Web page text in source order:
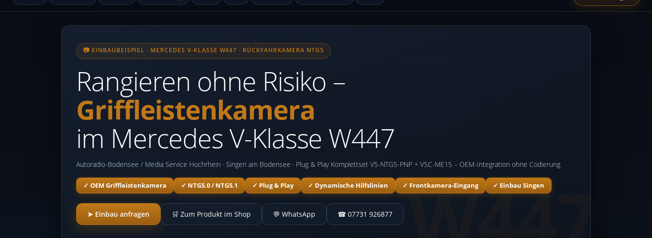
📷 EINBAUBEISPIEL · MERCEDES V-KLASSE W447 · RÜCKFAHRKAMERA NTG5
Rangieren ohne Risiko –
Griffleistenkamera
im Mercedes V-Klasse W447
Autoradio-Bodensee / Media Service Hochrhein · Singen am Bodensee · Plug & Play Komplettset V5-NTG5-PNP + VSC-ME15 – OEM-Integration ohne Codierung
✓ OEM Griffleistenkamera ✓ NTG5.0 / NTG5.1 ✓ Plug & Play ✓ Dynamische Hilfslinien ✓ Frontkamera-Eingang ✓ Einbau Singen
➤ Einbau anfragen 🛒 Zum Produkt im Shop 💬 WhatsApp ☎ 07731 926877